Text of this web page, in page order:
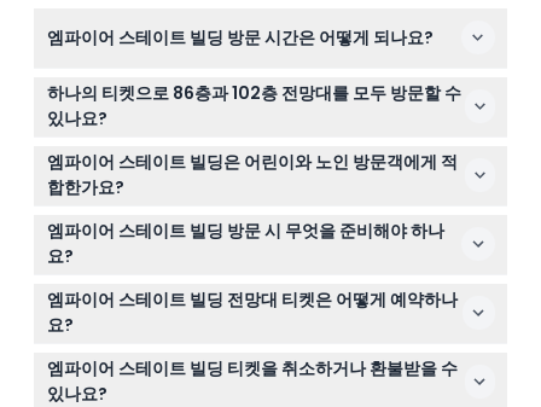
엠파이어 스테이트 빌딩 방문 시간은 어떻게 되나요?
엠파이어 스테이트 빌딩의 운영 시간은 계절에 따라 다르
며, 일반적으로 매일 열리며 마지막 엘리베이터 탑승은 날
짜에 따라 오후 11시부터 오후 10시 30분까지입니다. 정확한
시간과 마지막 엘리베이터 탑승 가능 시간은 온라인 예약
시 여기에서 확인하세요(변경될 수 있으니 예약 시 꼭 확인
하나의 티켓으로 86층과 102층 전망대를 모두 방문할 수
있나요?
표준 티켓은 86층 메인 전망대 입장만 포함하며 102층 전
망대 입장은 포함되어 있지 않고 별도의 티켓이 필요합니
다.
엠파이어 스테이트 빌딩은 어린이와 노인 방문객에게 적
합한가요?
네, 0~5세 어린이는 무료 입장하며 62세 이상의 노인을 포
함한 모든 연령대 방문객을 환영합니다. 이동이 불편한 분
들을 위해 휠체어 접근이 가능합니다.
엠파이어 스테이트 빌딩 방문 시 무엇을 준비해야 하나
요?
간편한 입장을 위해 예약 확인서와 스캔 가능한 QR 코드를
지참하세요. 짐 보관소는 없으며 삼각대는 허용되지 않고
반려동물은 서비스를 위한 동물을 제외하고 출입이 금지됩
니다.
엠파이어 스테이트 빌딩 전망대 티켓은 어떻게 예약하나
요?
이 웹사이트에서 손쉽게 티켓을 예약할 수 있으며 방문 날
짜와 시간을 선택하고 가능 여부도 확인할 수 있습니다.
엠파이어 스테이트 빌딩 티켓을 취소하거나 환불받을 수
있나요?